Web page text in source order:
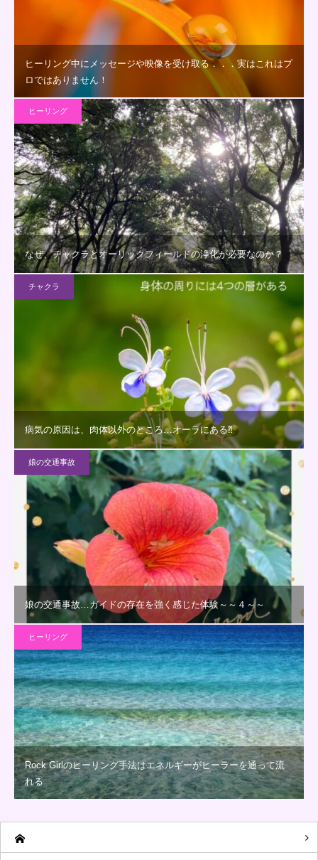
ヒーリング中にメッセージや映像を受け取る．．．実はこれはプ
ロではありません！
ヒーリング
なぜ、チャクラとオーリックフィールドの浄化が必要なのか？
チャクラ
病気の原因は、肉体以外のところ…オーラにある⁈
娘の交通事故
娘の交通事故…ガイドの存在を強く感じた体験～～４～～
ヒーリング
Rock Girlのヒーリング手法はエネルギーがヒーラーを通って流
れる